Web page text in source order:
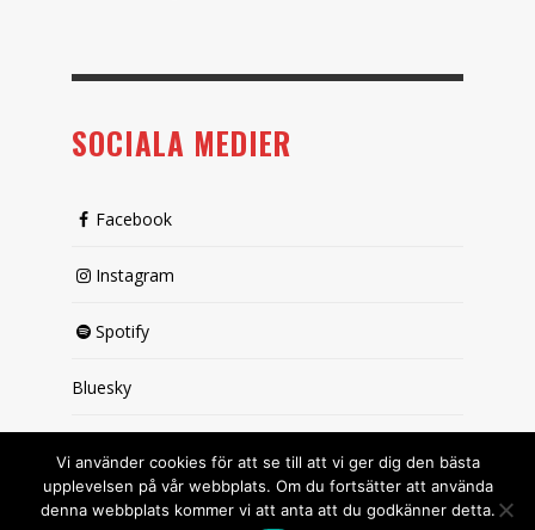
SOCIALA MEDIER
Facebook
Instagram
Spotify
Bluesky
Vi använder cookies för att se till att vi ger dig den bästa
upplevelsen på vår webbplats. Om du fortsätter att använda
denna webbplats kommer vi att anta att du godkänner detta.